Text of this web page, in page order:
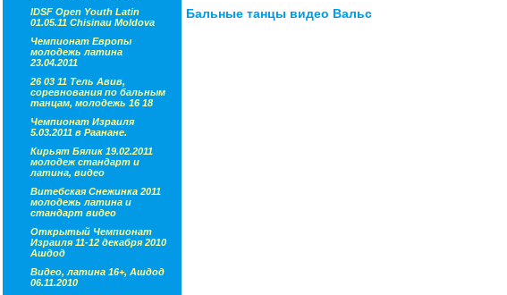
IDSF Open Youth Latin
01.05.11 Chisinau Moldova
Чемпионат Европы
молодежь латина
23.04.2011
26 03 11 Тель Авив,
соревнования по бальным
танцам, молодежь 16 18
Чемпионат Израиля
5.03.2011 в Раанане.
Кирьят Бялик 19.02.2011
молодеж стандарт и
латина, видео
Витебская Снежинка 2011
молодежь латина и
стандарт видео
Открытый Чемпионат
Израиля 11-12 декабря 2010
Ашдод
Видео, латина 16+, Ашдод
06.11.2010
Бальные танцы видео Вальс